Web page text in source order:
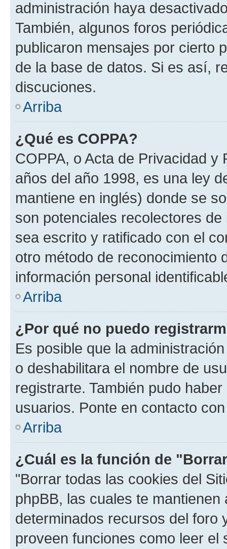
administración haya
También, algunos foros
publicaron mensajes por cierto
de la base de datos. Si es así,
discuciones.
Arriba
¿Qué es COPPA?
COPPA, o Acta de Privacidad
años del año 1998, es una ley
mantiene en inglés) donde se
son potenciales recolectores
sea escrito y ratificado con el
otro método de reconocimiento
información personal
Arriba
¿Por qué no puedo
Es posible que la
o deshabilitara el nombre de
registrarte. También pudo
usuarios. Ponte en contacto
Arriba
¿Cuál es la función de
"Borrar todas las cookies del
phpBB, las cuales te
determinados recursos del foro
proveen funciones como leer el